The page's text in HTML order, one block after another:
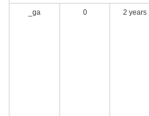
_ga 0 2 years